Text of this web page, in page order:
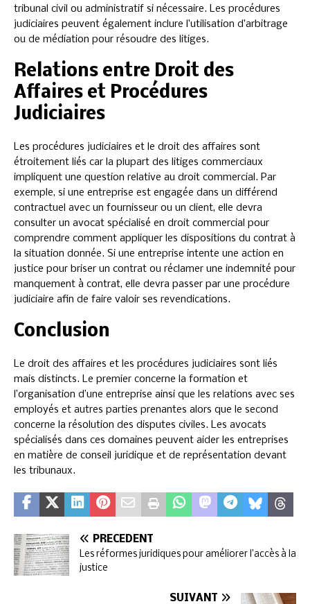
tribunal civil ou administratif si nécessaire. Les procédures
judiciaires peuvent également inclure l’utilisation d’arbitrage
ou de médiation pour résoudre des litiges.
Relations entre Droit des
Affaires et Procédures
Judiciaires
Les procédures judiciaires et le droit des affaires sont
étroitement liés car la plupart des litiges commerciaux
impliquent une question relative au droit commercial. Par
exemple, si une entreprise est engagée dans un différend
contractuel avec un fournisseur ou un client, elle devra
consulter un avocat spécialisé en droit commercial pour
comprendre comment appliquer les dispositions du contrat à
la situation donnée. Si une entreprise intente une action en
justice pour briser un contrat ou réclamer une indemnité pour
manquement à contrat, elle devra passer par une procédure
judiciaire afin de faire valoir ses revendications.
Conclusion
Le droit des affaires et les procédures judiciaires sont liés
mais distincts. Le premier concerne la formation et
l’organisation d’une entreprise ainsi que les relations avec ses
employés et autres parties prenantes alors que le second
concerne la résolution des disputes civiles. Les avocats
spécialisés dans ces domaines peuvent aider les entreprises
en matière de conseil juridique et de représentation devant
les tribunaux.
PRÉCÉDENT
Les réformes juridiques pour améliorer l’accès à la
justice
SUIVANT